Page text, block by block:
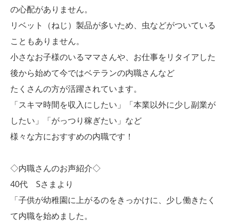
の心配がありません。
リベット（ねじ）製品が多いため、虫などがついている
こともありません。
小さなお子様のいるママさんや、お仕事をリタイアした
後から始めて今ではベテランの内職さんなど
たくさんの方が活躍されています。
「スキマ時間を収入にしたい」「本業以外に少し副業が
したい」「がっつり稼ぎたい」など
様々な方におすすめの内職です！
◇内職さんのお声紹介◇
40代 Sさまより
「子供が幼稚園に上がるのをきっかけに、少し働きたく
て内職を始めました。